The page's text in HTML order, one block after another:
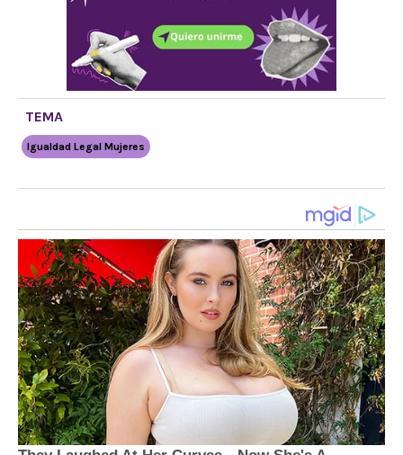
TEMA
Igualdad Legal Mujeres